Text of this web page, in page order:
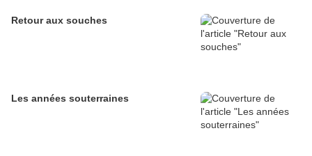
Retour aux souches
Les années souterraines